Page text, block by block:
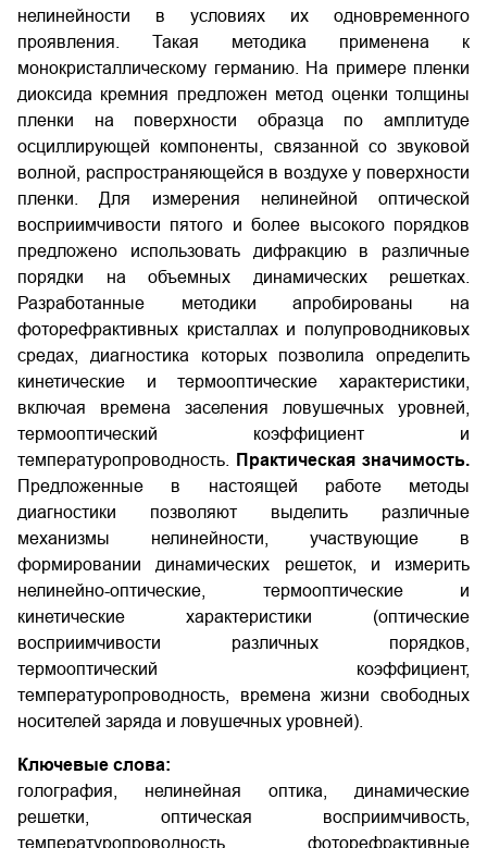
нелинейности в условиях их одновременного
проявления. Такая методика применена к
монокристаллическому германию. На примере пленки
диоксида кремния предложен метод оценки толщины
пленки на поверхности образца по амплитуде
осциллирующей компоненты, связанной со звуковой
волной, распространяющейся в воздухе у поверхности
пленки. Для измерения нелинейной оптической
восприимчивости пятого и более высокого порядков
предложено использовать дифракцию в различные
порядки на объемных динамических решетках.
Разработанные методики апробированы на
фоторефрактивных кристаллах и полупроводниковых
средах, диагностика которых позволила определить
кинетические и термооптические характеристики,
включая времена заселения ловушечных уровней,
термооптический коэффициент и
температуропроводность.
Практическая значимость.
Предложенные в настоящей работе методы
диагностики позволяют выделить различные
механизмы нелинейности, участвующие в
формировании динамических решеток, и измерить
нелинейно-оптические, термооптические и
кинетические характеристики (оптические
восприимчивости различных порядков,
термооптический коэффициент,
температуропроводность, времена жизни свободных
носителей заряда и ловушечных уровней).
Ключевые слова:
голография, нелинейная оптика, динамические
решетки, оптическая восприимчивость,
температуропроводность, фоторефрактивные